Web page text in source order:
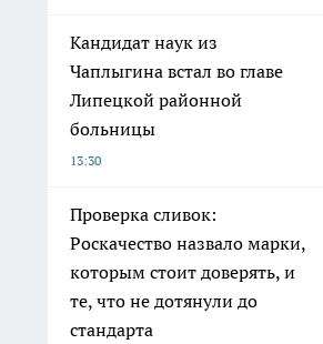
Кандидат наук из
Чаплыгина встал во главе
Липецкой районной
больницы
13:30
Проверка сливок:
Роскачество назвало марки,
которым стоит доверять, и
те, что не дотянули до
стандарта